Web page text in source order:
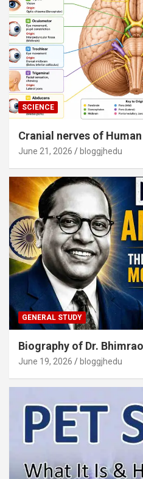
SCIENCE
Cranial nerves of Human
June 21, 2026 bloggjhedu
GENERAL STUDY
Biography of Dr.
June 19, 2026 bloggjhedu